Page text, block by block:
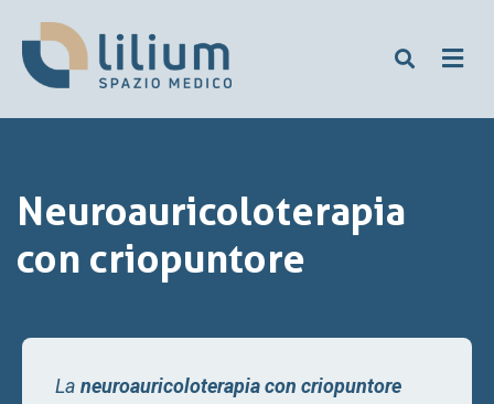
Neuroauricoloterapia
con criopuntore
La neuroauricoloterapia con criopuntore